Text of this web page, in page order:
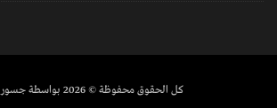
كل الحقوق محفوظة© 2026 بواسطة جسور بوست